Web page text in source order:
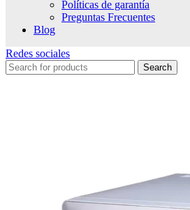
Políticas de garantía
Preguntas Frecuentes
Blog
Redes sociales
Search